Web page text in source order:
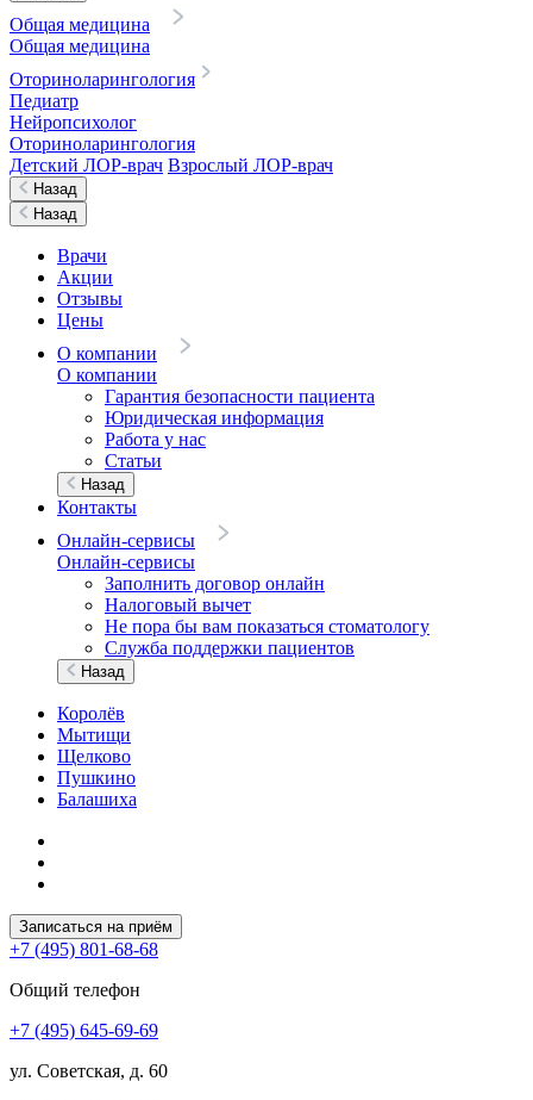
Общая медицина
Общая медицина
Оториноларингология
Педиатр
Нейропсихолог
Оториноларингология
Детский ЛОР-врач Взрослый ЛОР-врач
Назад
Назад
Врачи
Акции
Отзывы
Цены
О компании
О компании
Гарантия безопасности пациента
Юридическая информация
Работа у нас
Статьи
Назад
Контакты
Онлайн-сервисы
Онлайн-сервисы
Заполнить договор онлайн
Налоговый вычет
Не пора бы вам показаться стоматологу
Служба поддержки пациентов
Назад
Королёв
Мытищи
Щелково
Пушкино
Балашиха
Записаться на приём
+7 (495) 801-68-68
Общий телефон
+7 (495) 645-69-69
ул. Советская, д. 60